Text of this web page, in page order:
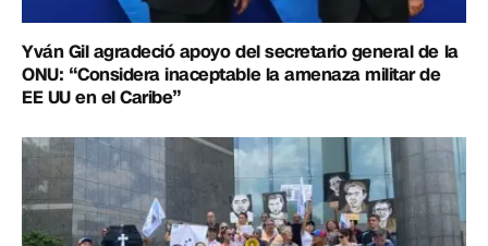
Yván Gil agradeció apoyo del secretario general de la
ONU: “Considera inaceptable la amenaza militar de
EE UU en el Caribe”